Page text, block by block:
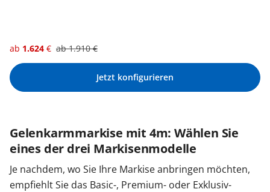
ab 1.624 € ab1.910€
Jetzt konfigurieren
Gelenkarmmarkise mit 4m: Wählen Sie
eines der drei Markisenmodelle
Je nachdem, wo Sie Ihre Markise anbringen möchten,
empfiehlt Sie das Basic-, Premium- oder Exklusiv-